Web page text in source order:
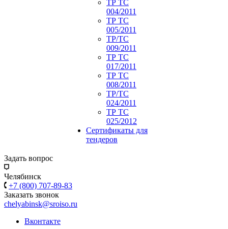
ТР ТС
004/2011
ТР ТС
005/2011
ТР/ТС
009/2011
ТР ТС
017/2011
ТР ТС
008/2011
ТР/ТС
024/2011
ТР ТС
025/2012
Сертификаты для
тендеров
Задать вопрос
Челябинск
+7 (800) 707-89-83
Заказать звонок
chelyabinsk@sroiso.ru
Вконтакте